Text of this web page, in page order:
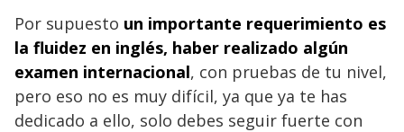
Por supuesto un importante requerimiento es
la fluidez en inglés, haber realizado algún
examen internacional, con pruebas de tu nivel,
pero eso no es muy difícil, ya que ya te has
dedicado a ello, solo debes seguir fuerte con